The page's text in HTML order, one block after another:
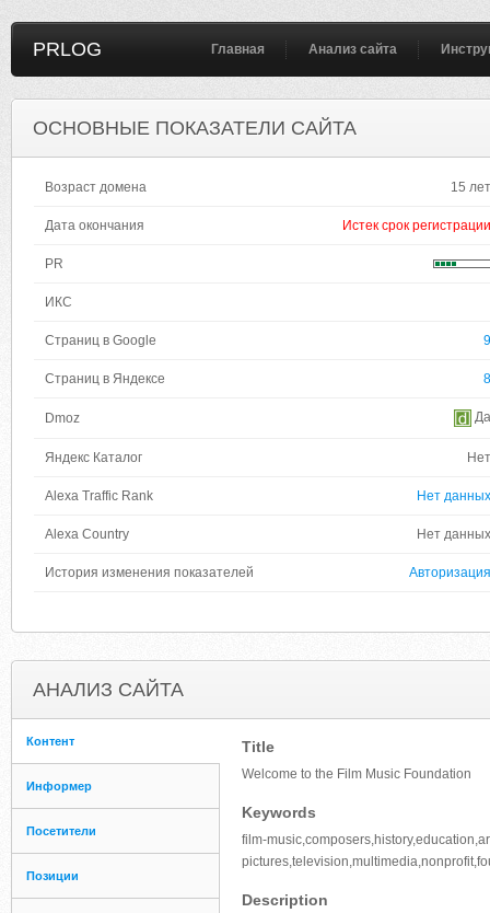
PRLOG Главная Анализ сайта
ОСНОВНЫЕ ПОКАЗАТЕЛИ САЙТА
Возраст домена 15 лет
Дата окончания Истек срок регистрации
PR
ИКС
Страниц в Google 9
Страниц в Яндексе 8
Dmoz Да
Яндекс Каталог Нет
Alexa Traffic Rank Нет данных
Alexa Country Нет данных
История изменения показателей Авторизация
АНАЛИЗ САЙТА
Контент
Информер
Посетители
Позиции
Title
Welcome to the Film Music Foundation
Keywords
film-
Description